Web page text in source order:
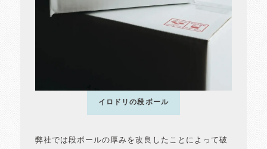
イロドリの段ボール
弊社では段ボールの厚みを改良したことによって破